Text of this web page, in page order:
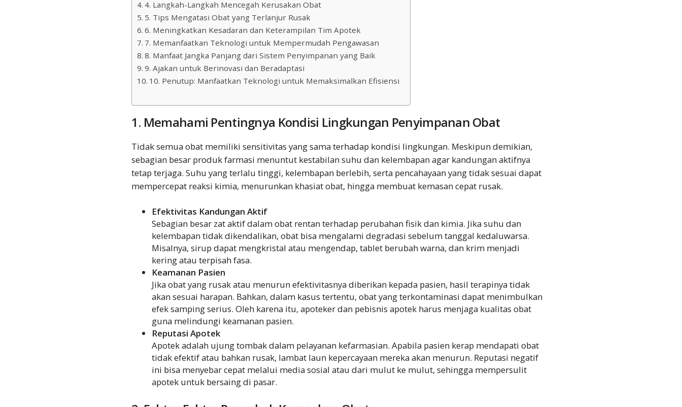
4. Langkah-Langkah Mencegah Kerusakan Obat
5. Tips Mengatasi Obat yang Terlanjur Rusak
6. Meningkatkan Kesadaran dan Keterampilan Tim Apotek
7. Memanfaatkan Teknologi untuk Mempermudah Pengawasan
8. Manfaat Jangka Panjang dari Sistem Penyimpanan yang Baik
9. Ajakan untuk Berinovasi dan Beradaptasi
10. Penutup: Manfaatkan Teknologi untuk Memaksimalkan Efisiensi
1. Memahami Pentingnya Kondisi Lingkungan Penyimpanan Obat
Tidak semua obat memiliki sensitivitas yang sama terhadap kondisi lingkungan. Meskipun demikian,
sebagian besar produk farmasi menuntut kestabilan suhu dan kelembapan agar kandungan aktifnya
tetap terjaga. Suhu yang terlalu tinggi, kelembapan berlebih, serta pencahayaan yang tidak sesuai dapat
mempercepat reaksi kimia, menurunkan khasiat obat, hingga membuat kemasan cepat rusak.
Efektivitas Kandungan Aktif
Sebagian besar zat aktif dalam obat rentan terhadap perubahan fisik dan kimia. Jika suhu dan
kelembapan tidak dikendalikan, obat bisa mengalami degradasi sebelum tanggal kedaluwarsa.
Misalnya, sirup dapat mengkristal atau mengendap, tablet berubah warna, dan krim menjadi
kering atau terpisah fasa.
Keamanan Pasien
Jika obat yang rusak atau menurun efektivitasnya diberikan kepada pasien, hasil terapinya tidak
akan sesuai harapan. Bahkan, dalam kasus tertentu, obat yang terkontaminasi dapat menimbulkan
efek samping serius. Oleh karena itu, apoteker dan pebisnis apotek harus menjaga kualitas obat
guna melindungi keamanan pasien.
Reputasi Apotek
Apotek adalah ujung tombak dalam pelayanan kefarmasian. Apabila pasien kerap mendapati obat
tidak efektif atau bahkan rusak, lambat laun kepercayaan mereka akan menurun. Reputasi negatif
ini bisa menyebar cepat melalui media sosial atau dari mulut ke mulut, sehingga mempersulit
apotek untuk bersaing di pasar.